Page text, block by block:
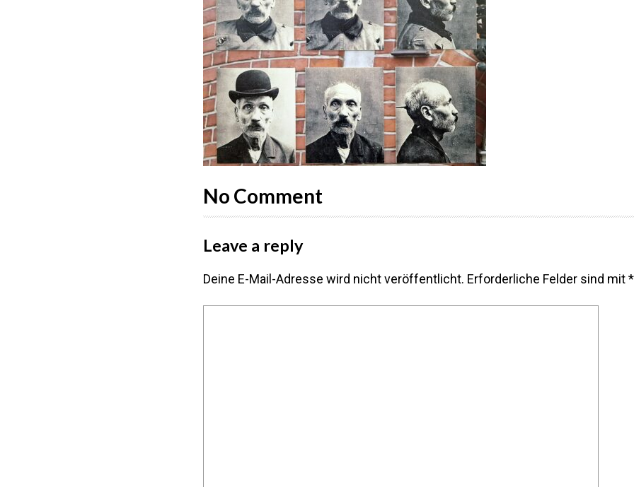
No Comment
Leave a reply
Deine E-Mail-Adresse wird nicht veröffentlicht. Erforderliche Felder sind mit*